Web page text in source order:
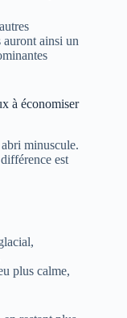
auront ainsi un
à économiser
minuscule.
est
plus calme,